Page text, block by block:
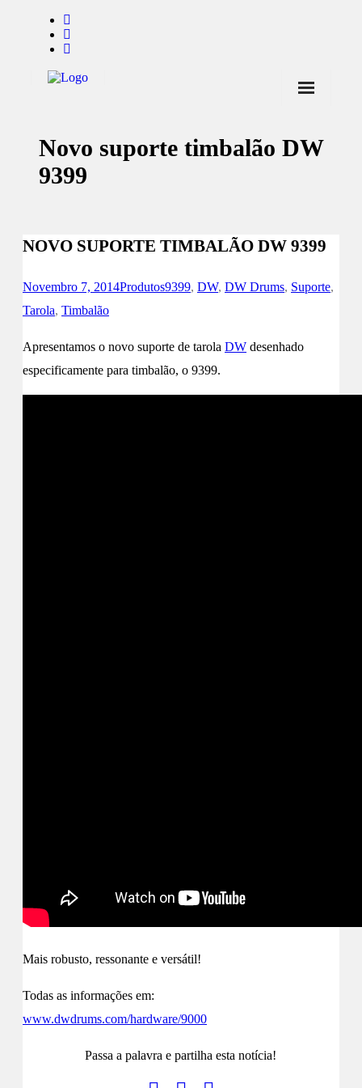
Notícias
Pontos de Venda
Contactos
Novo suporte timbalão DW
9399
NOVO SUPORTE TIMBALÃO DW 9399
Novembro 7, 2014Produtos9399, DW, DW Drums, Suporte,
Tarola, Timbalão
Apresentamos o novo suporte de tarola DW desenhado
especificamente para timbalão, o 9399.
Mais robusto, ressonante e versátil!
Todas as informações em:
www.dwdrums.com/hardware/9000
Passa a palavra e partilha esta notícia!